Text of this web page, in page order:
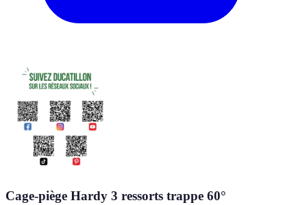
Cage-piège Hardy 3 ressorts trappe 60°